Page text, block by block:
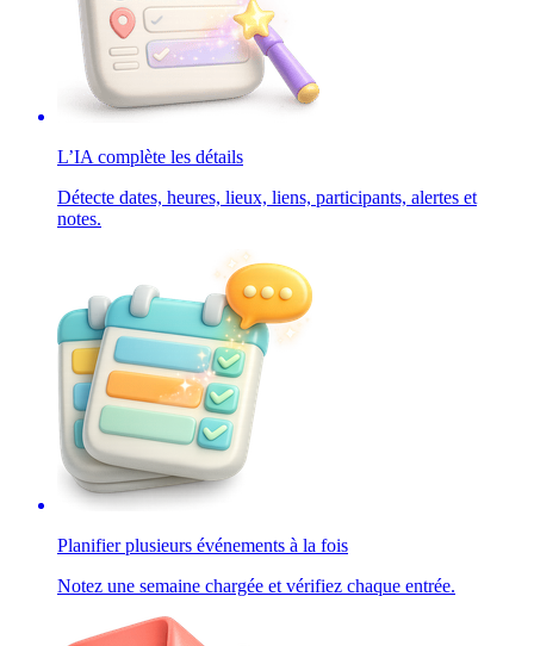
L’IA complète les détails
Détecte dates, heures, lieux, liens, participants, alertes et
notes.
Planifier plusieurs événements à la fois
Notez une semaine chargée et vérifiez chaque entrée.